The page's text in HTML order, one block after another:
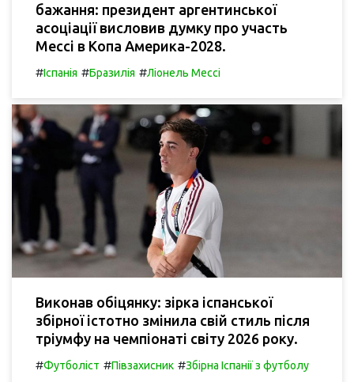
бажання: президент аргентинської
асоціації висловив думку про участь
Мессі в Копа Америка-2028.
#Іспанія #Бразилія #Ліонель Мессі
Виконав обіцянку: зірка іспанської
збірної істотно змінила свій стиль після
тріумфу на чемпіонаті світу 2026 року.
#Футболіст #Півзахисник #Збірна Іспанії з футболу